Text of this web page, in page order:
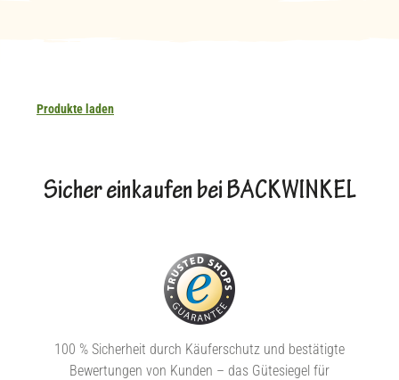
Produkte laden
Sicher einkaufen bei BACKWINKEL
100 % Sicherheit durch Käuferschutz und bestätigte
Bewertungen von Kunden – das Gütesiegel für